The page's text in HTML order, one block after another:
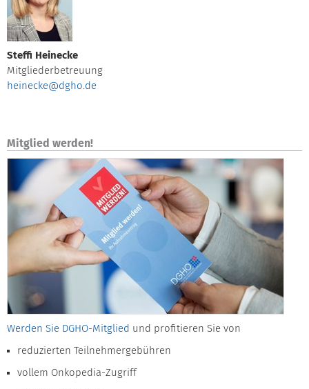
Steffi Heinecke
Mitgliederbetreuung
heinecke@dgho.de
Mitglied werden!
Werden Sie DGHO-Mitglied und profitieren Sie von
reduzierten Teilnehmergebühren
vollem Onkopedia-Zugriff